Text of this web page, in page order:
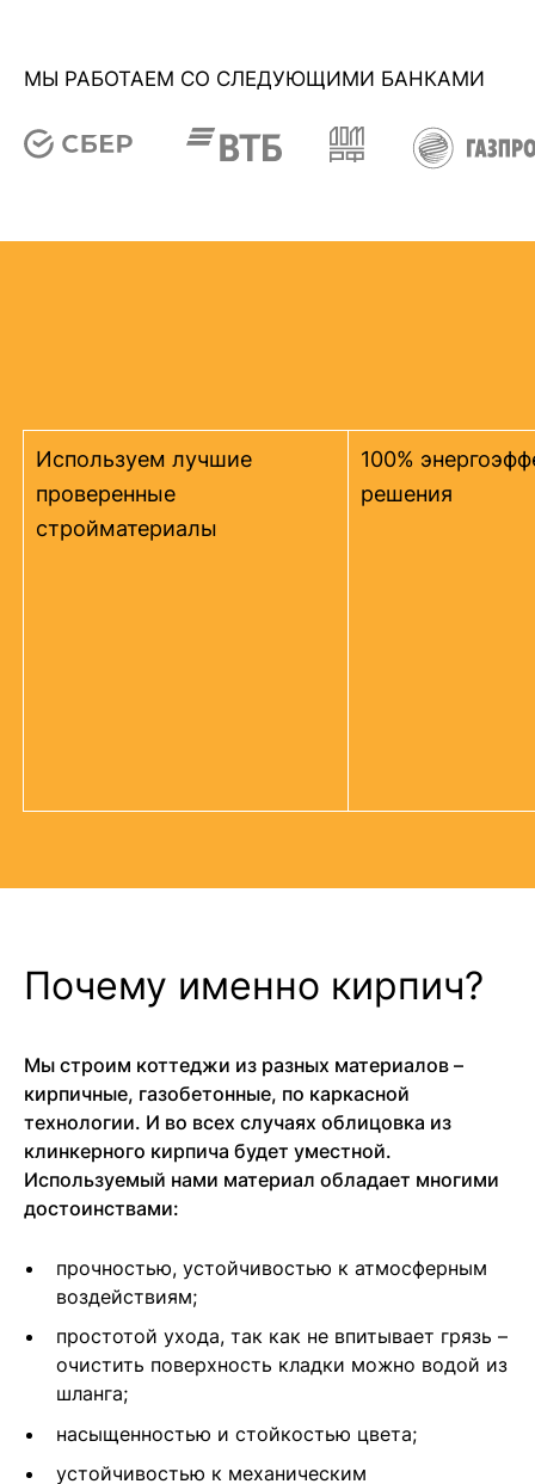
МЫ РАБОТАЕМ СО СЛЕДУЮЩИМИ БАНКАМИ
Используем лучшие
проверенные
стройматериалы
100%
решения
Почему именно кирпич?
Мы строим коттеджи из разных материалов –
кирпичные, газобетонные, по каркасной
технологии. И во всех случаях облицовка из
клинкерного кирпича будет уместной.
Используемый нами материал обладает многими
достоинствами:
прочностью, устойчивостью к атмосферным
воздействиям;
простотой ухода, так как не впитывает грязь –
очистить поверхность кладки можно водой из
шланга;
насыщенностью и стойкостью цвета;
устойчивостью к механическим